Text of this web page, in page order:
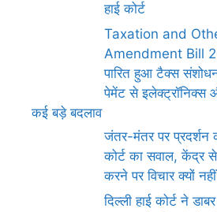
हाई कोर्ट
Taxation and
Amendment Bill
पारित हुआ टैक्स
पेमेंट से इलेक्ट्रॉनिक्स
कई बड़े बदलाव
जंतर-मंतर पर प्रदर्शन
कोर्ट का सवाल, केंद्र
करने पर विचार क्यों
दिल्ली हाई कोर्ट ने